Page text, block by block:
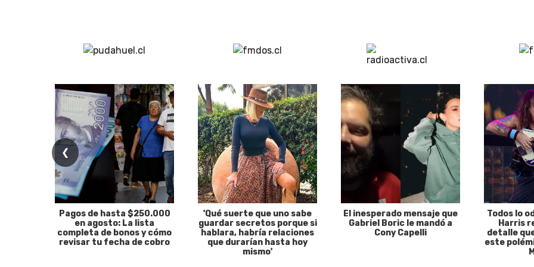
❮
Pagos de hasta $250.000
en agosto: La lista
completa de bonos y cómo
revisar tu fecha de cobro
'Qué suerte que uno sabe
guardar secretos porque si
hablara, habría relaciones
que durarían hasta hoy
mismo'
El inesperado mensaje que
Gabriel Boric le mandó a
Cony Capelli
Todos lo
Harris
detalle
este